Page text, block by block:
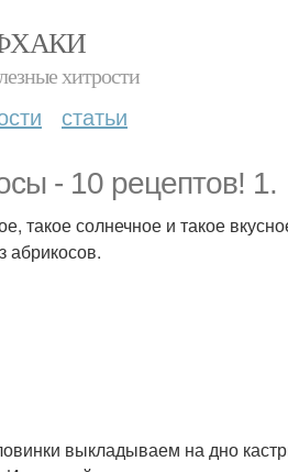
хитрости
статьи
- 10 рецептов! 1.
такое солнечное и такое
абрикосов.
выкладываем на дно